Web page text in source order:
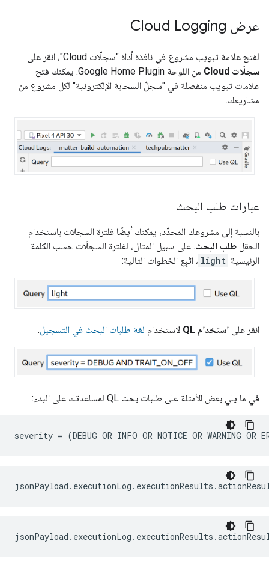
عرض Cloud Logging
لفتح علامة تبويب مشروع في نافذة أداة "سجلّات Cloud"، انقر على
سجلّات Cloud
من اللوحة Google Home Plugin. يمكنك فتح
علامات تبويب منفصلة في "سجلّ السحابة الإلكترونية" لكل مشروع من
مشاريعك.
عبارات طلب البحث
بالنسبة إلى مشروعك المحدّد، يمكنك أيضًا فلترة السجلات باستخدام
الحقل طلب البحث. على سبيل المثال، لفلترة السجلّات حسب الكلمة
الرئيسية light ، اتّبِع الخطوات التالية:
انقر على استخدام QL لاستخدام لغة طلبات البحث في التسجيل .
في ما يلي بعض الأمثلة على طلبات بحث QL لمساعدتك على البدء: